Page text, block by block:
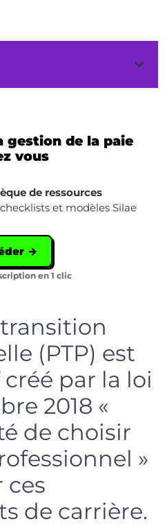
gestion de la paie
vous
de ressources
et modèles Silae
→
en 1 clic
(PTP) est
par la loi
2018 «
de choisir
»
ces
de carrière.